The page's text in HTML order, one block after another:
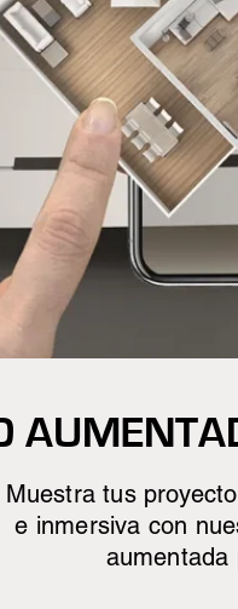
Muestra tus
e inmersiva con
aumentada